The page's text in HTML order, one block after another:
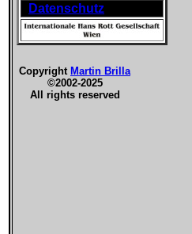
Datenschutz
Copyright Martin Brilla
©2002-2025
All rights reserved